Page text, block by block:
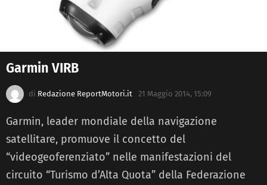
Garmin VIRB
di Redazione ReportMotori.it 21 Maggio 2014, 15:09
Garmin, leader mondiale della navigazione
satellitare, promuove il concetto del
“videogeoferenziato” nelle manifestazioni del
circuito “Turismo d’Alta Quota” della Federazione